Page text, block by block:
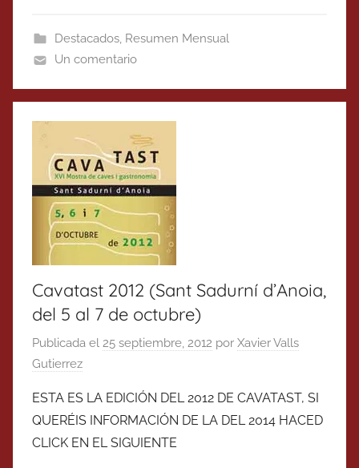
Destacados, Resumen Mensual
Un comentario
Cavatast 2012 (Sant Sadurní d’Anoia,
del 5 al 7 de octubre)
Publicada el 25 septiembre, 2012 por Xavier Valls
Gutierrez
ESTA ES LA EDICIÓN DEL 2012 DE CAVATAST, SI
QUERÉIS INFORMACIÓN DE LA DEL 2014 HACED
CLICK EN EL SIGUIENTE